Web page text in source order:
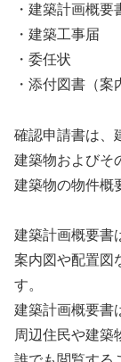
・建築計画概要
・建築工事届
・委任状
・添付図書（案
確認申請書は、
建築物およびそ
建築物の物件概
建築計画概要書
案内図や配置図
す。
建築計画概要書
周辺住民や建築